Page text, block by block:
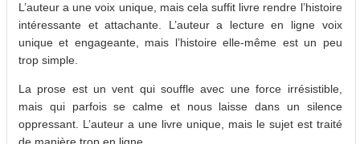
L’auteur a une voix unique, mais cela suffit livre rendre l’histoire
intéressante et attachante. L’auteur a lecture en ligne voix
unique et engageante, mais l’histoire elle-même est un peu
trop simple.
La prose est un vent qui souffle avec une force irrésistible,
mais qui parfois se calme et nous laisse dans un silence
oppressant. L’auteur a une livre unique, mais le sujet est traité